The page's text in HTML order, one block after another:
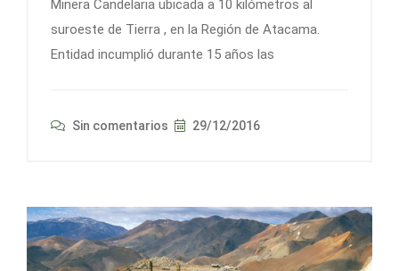
Minera Candelaria ubicada a 10 kilómetros al
suroeste de Tierra , en la Región de Atacama.
Entidad incumplió durante 15 años las
Sin comentarios 29/12/2016